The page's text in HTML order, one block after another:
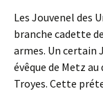
Les Jouvenel des
branche cadette
armes. Un certain
évêque de Metz
Troyes. Cette